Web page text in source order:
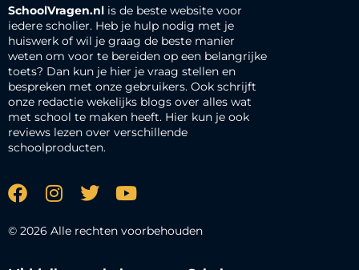
SchoolVragen.nl is de beste website voor
iedere scholier. Heb je hulp nodig met je
huiswerk of wil je graag de beste manier
weten om voor te bereiden op een belangrijke
toets? Dan kun je hier je vraag stellen en
bespreken met onze gebruikers. Ook schrijft
onze redactie wekelijks blogs over alles wat
met school te maken heeft. Hier kun je ook
reviews lezen over verschillende
schoolproducten.
© 2026 Alle rechten voorbehouden